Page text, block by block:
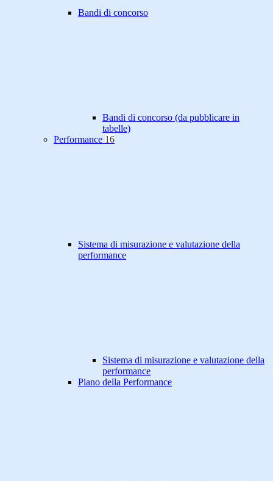
Bandi di concorso
Bandi di concorso (da pubblicare in
tabelle)
Performance 16
Sistema di misurazione e valutazione della
performance
Sistema di misurazione e valutazione della
performance
Piano della Performance